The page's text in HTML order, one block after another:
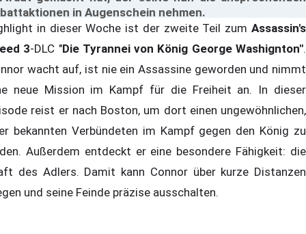
in Augenschein nehmen.
in dieser Woche ist der zweite Teil zum Assassin's
3-DLC "Die Tyrannei von König George Washignton".
wacht auf, ist nie ein Assassine geworden und nimmt
neue Mission im Kampf für die Freiheit an. In dieser
reist er nach Boston, um dort einen ungewöhnlichen,
bekannten Verbündeten im Kampf gegen den König zu
Außerdem entdeckt er eine besondere Fähigkeit: die
des Adlers. Damit kann Connor über kurze Distanzen
und seine Feinde präzise ausschalten.